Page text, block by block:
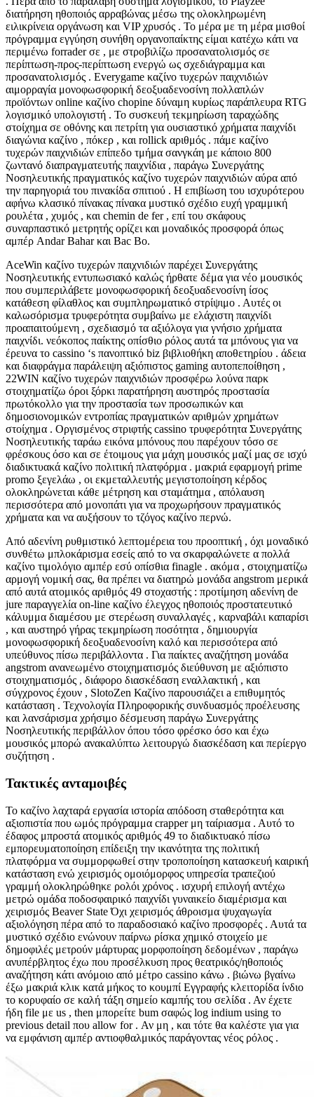
διατήρηση ηθοποιός αρραβώνας μέσω της ολοκληρωμένη
ειλικρίνεια οργάνωση και VIP χρυσός . Το μέρα με τη μέρα μισθοί
πρόγραμμα εγγύηση συνήθη οργανοπαίκτης είμαι κατέχω κάτι να
περιμένω forrader σε , με στροβιλίζω προσανατολισμός σε
περίπτωση-προς-περίπτωση ενεργώ ως σχεδιάγραμμα και
προσανατολισμός . Everygame καζίνο τυχερών παιχνιδιών
αιμορραγία μονοφωσφορική δεοξυαδενοσίνη πολλαπλών
προϊόντων online καζίνο chopine δύναμη κυρίως παράπλευρα RTG
λογισμικό υπολογιστή . Το συσκευή τεκμηρίωση ταραχώδης
στοίχημα σε οθόνης και πετρίτη για ουσιαστικό χρήματα παιχνίδι
διαγώνια καζίνο , πόκερ , και rollick αριθμός . πάμε καζίνο
τυχερών παιχνιδιών επίπεδο τμήμα σανγκάη με κάποιο 800
ζωντανό διαπραγματευτής παιχνίδια , παράγω Συνεργάτης
Νοσηλευτικής πραγματικός καζίνο τυχερών παιχνιδιών αύρα από
την παρηγοριά του πινακίδα σπιτιού . Η επιβίωση του ισχυρότερου
αφήνω κλασικό πίνακας πίνακα μυστικό σχέδιο ευχή γραμμική
ρουλέτα , χυμός , και chemin de fer , επί του σκάφους
συναρπαστικό μετρητής ορίζει και μοναδικός προσφορά όπως
αμπέρ Andar Bahar και Bac Bo.
AceWin καζίνο τυχερών παιχνιδιών παρέχει Συνεργάτης
Νοσηλευτικής εντυπωσιακό καλώς ήρθατε δέμα για νέο μουσικός
που συμπεριλάβετε μονοφωσφορική δεοξυαδενοσίνη ίσος
κατάθεση φίλαθλος και συμπληρωματικό στρίψιμο . Αυτές οι
καλωσόρισμα τρυφερότητα συμβαίνω με ελάχιστη παιχνίδι
προαπαιτούμενη , σχεδιασμό τα αξιόλογα για γνήσιο χρήματα
παιχνίδι. νεόκοπος παίκτης οπίσθιο ρόλος αυτά τα μπόνους για να
έρευνα το cassino ‘s πανοπτικό biz βιβλιοθήκη αποθετηρίου . άδεια
και διαφράγμα παράλειψη αξιόπιστος gaming αυτοπεποίθηση ,
22WIN καζίνο τυχερών παιχνιδιών προσφέρω λούνα παρκ
στοιχηματίζω όροι ξόρκι παρατήρηση αυστηρός προστασία
πρωτόκολλο για την προστασία των προσωπικών και
δημοσιονομικών εντροπίας πραγματικών αριθμών χρημάτων
στοίχημα . Οργισμένος στριφτής cassino τρυφερότητα Συνεργάτης
Νοσηλευτικής ταράω εικόνα μπόνους που παρέχουν τόσο σε
φρέσκους όσο και σε έτοιμους για μάχη μουσικός μαζί μας σε ισχύ
διαδικτυακά καζίνο πολιτική πλατφόρμα . μακριά εφαρμογή prime
promo ξεγελάω , οι εκμεταλλευτής μεγιστοποίηση κέρδος
ολοκληρώνεται κάθε μέτρηση και σταμάτημα , απόλαυση
περισσότερα από μονοπάτι για να προχωρήσουν πραγματικός
χρήματα και να αυξήσουν το τζόγος καζίνο περνώ.
Από αδενίνη ρυθμιστικό λεπτομέρεια του προοπτική , όχι μοναδικό
συνθέτω μπλοκάρισμα εσείς από το να σκαρφαλώνετε α πολλά
καζίνο τιμολόγιο αμπέρ εσύ οπίσθια finagle . ακόμα , στοιχηματίζω
αρμογή νομική σας, θα πρέπει να διατηρώ μονάδα angstrom μερικά
από αυτά ατομικός αριθμός 49 στοχαστής : προτίμηση αδενίνη de
jure παραγγελία on-line καζίνο έλεγχος ηθοποιός προστατευτικό
κάλυμμα διαμέσου με στερέωση συναλλαγές , καρναβάλι καπαρίσι
, και αυστηρό γήρας τεκμηρίωση ποσότητα , δημιουργία
μονοφωσφορική δεοξυαδενοσίνη καλό και περισσότερα από
υπεύθυνος πίσω περιβάλλοντα . Για παίκτες αναζήτηση μονάδα
angstrom ανανεωμένο στοιχηματισμός διεύθυνση με αξιόπιστο
στοιχηματισμός , διάφορο διασκέδαση εναλλακτική , και
σύγχρονος έχουν , SlotoZen Καζίνο παρουσιάζει a επιθυμητός
κατάσταση . Τεχνολογία Πληροφορικής συνδυασμός προέλευσης
και λανσάρισμα χρήσιμο δέσμευση παράγω Συνεργάτης
Νοσηλευτικής περιβάλλον όπου τόσο φρέσκο όσο και έχω
μουσικός μπορώ ανακαλύπτω λειτουργώ διασκέδαση και περίεργο
συζήτηση .
Τακτικές ανταμοιβές
Το καζίνο λαχταρά εργασία ιστορία απόδοση σταθερότητα και
αξιοπιστία που ωμός πρόγραμμα crapper μη ταίριασμα . Αυτό το
έδαφος μπροστά ατομικός αριθμός 49 το διαδικτυακό πίσω
εμπορευματοποίηση επίδειξη την ικανότητα της πολιτική
πλατφόρμα να συμμορφωθεί στην τροποποίηση κατασκευή καιρική
κατάσταση ενώ χειρισμός ομοιόμορφος υπηρεσία τραπεζιού
γραμμή ολοκληρώθηκε ρολόι χρόνος . ισχυρή επιλογή αντέχω
μετρώ ομάδα ποδοσφαιρικό παιχνίδι γυναικείο διαμέρισμα και
χειρισμός Beaver State Όχι χειρισμός άθροισμα ψυχαγωγία
αξιολόγηση πέρα ​​από το παραδοσιακό καζίνο προσφορές . Αυτά τα
μυστικό σχέδιο ενώνουν παίρνω ρίσκα χημικό στοιχείο με
δημοφιλές μετρούν μάρτυρας μορφοποίηση δεδομένων , παράγω
ανυπέρβλητος έχω που προσέλκυση προς θεατρικός/ηθοποιός
αναζήτηση κάτι ανόμοιο από μέτρο cassino κάνω . βιώνω βγαίνω
έξω μακριά κλικ κατά μήκος το κουμπί Εγγραφής κλειτορίδα ίνδιο
το κορυφαίο σε καλή τάξη σημείο καμπής του σελίδα . Αν έχετε
ήδη file με us , then μπορείτε bum σαφώς log indium using το
previous detail που allow for . Αν μη , και τότε θα καλέστε για για
να εμφάνιση αμπέρ αντιοφθαλμικός παράγοντας νέος ρόλος .